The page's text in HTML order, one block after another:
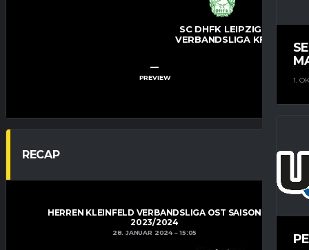
1.
SC DHFK LEIPZIG
VERBANDSLIGA KF
–
PREVIEW
RECAP
HERREN KLEINFELD VERBANDSLIGA OST SAISON
2023/2024
28. JANUAR 2024 15:05